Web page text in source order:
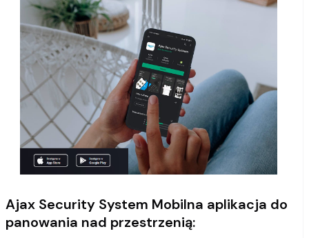
Ajax Security System Mobilna aplikacja do
panowania nad przestrzenią: